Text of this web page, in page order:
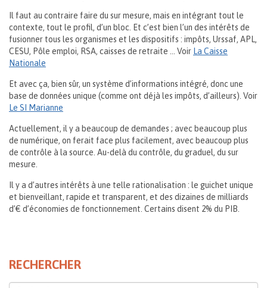
Il faut au contraire faire du sur mesure, mais en intégrant tout le
contexte, tout le profil, d’un bloc. Et c’est bien l’un des intérêts de
fusionner tous les organismes et les dispositifs : impôts, Urssaf, APL,
CESU, Pôle emploi, RSA, caisses de retraite … Voir La Caisse
Nationale
Et avec ça, bien sûr, un système d’informations intégré, donc une
base de données unique (comme ont déjà les impôts, d’ailleurs). Voir
Le SI Marianne
Actuellement, il y a beaucoup de demandes ; avec beaucoup plus
de numérique, on ferait face plus facilement, avec beaucoup plus
de contrôle à la source. Au-delà du contrôle, du graduel, du sur
mesure.
Il y a d’autres intérêts à une telle rationalisation : le guichet unique
et bienveillant, rapide et transparent, et des dizaines de milliards
d’€ d’économies de fonctionnement. Certains disent 2% du PIB.
RECHERCHER